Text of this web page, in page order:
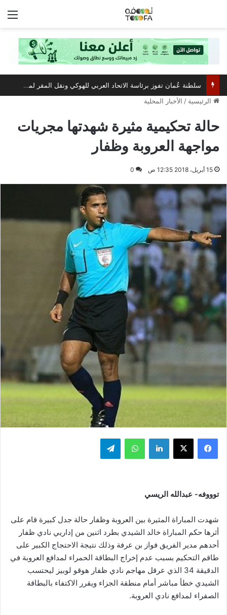
سلطنة عُمان تفوز برئاسة الاتحاد العربي للهوكي ونقل المقر لمسقط
الرئيسية / الأخبار المحلية
حالة تحكيمية مثيرة شهدتها مجريات
مواجهة العروبة وظفار
15 أبريل، 2018 12:35 ص 0
فيسبوك ‫X لينكدإن واتساب تيلقرام
توووفه- عبدالله الريسي
شهدت المباراة المثيرة بين العروبة وظفار حالة جدل كبيرة قام على
أثرها حكم المباراة خالد الشيدي بطرد اثنين من إداريي نادي ظفار
أحدهم مدير الفريق فواز بن عرفة وذلك نتيجة الاحتجاج الكبير على
طاقم التحكيم بسبب عدم إخراج البطاقة الحمراء لمدافع العروبة في
الدقيقة 34 الذي عرقل مهاجم نادي ظفار هوقو لوبيز ليحتسب
الشيدي خطأ مباشر أمام منطقة الجزاء ويقرر الاكتفاء بالبطاقة
الصفراء لمدافع نادي العروبة.